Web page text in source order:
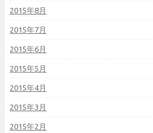
2015年8月
2015年7月
2015年6月
2015年5月
2015年4月
2015年3月
2015年2月